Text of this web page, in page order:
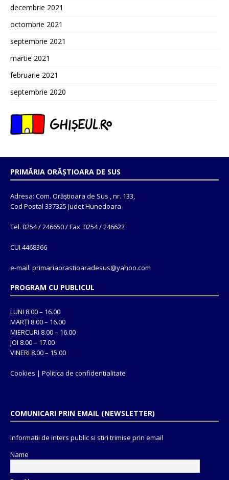
decembrie 2021
octombrie 2021
septembrie 2021
martie 2021
februarie 2021
septembrie 2020
PRIMĂRIA ORĂȘTIOARA DE SUS
Adresa: Com. Orăștioara de Sus , nr. 133,
Cod Postal 337325 Judet Hunedoara
Tel. 0254 / 246650 / Fax. 0254 / 246622
CUI 4468366
e-mail: primariaorastioaradesus@yahoo.com
PROGRAM CU PUBLICUL
LUNI 8.00 – 16.00
MARȚI 8.00 – 16.00
MIERCURI 8.00 – 16.00
JOI 8.00 – 17.00
VINERI 8.00 – 15.00
Cookies | Politica de confidentialitate
COMUNICARI PRIN EMAIL (NEWSLETTER)
Informatii de inters public si stiri trimise prin email
Name